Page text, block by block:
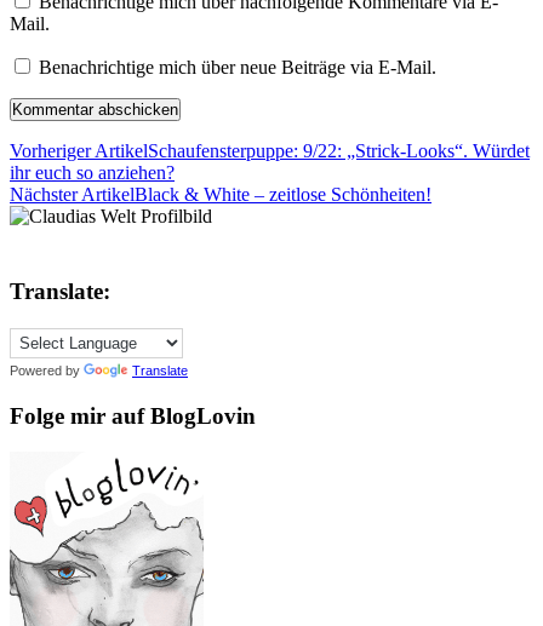
Mail.
Benachrichtige mich über neue Beiträge via E-Mail.
Vorheriger ArtikelSchaufensterpuppe: 9/22: „Strick-Looks“. Würdet
ihr euch so anziehen?
Nächster ArtikelBlack & White – zeitlose Schönheiten!
Translate:
Powered by Translate
Folge mir auf BlogLovin